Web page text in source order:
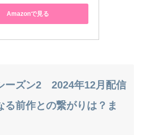
Amazonで見る
ーズン2 2024年12月配信
前作との繋がりは？ま